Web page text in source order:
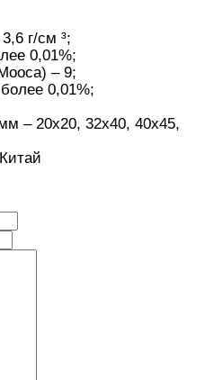
г/см ³;
0,01%;
– 9;
0,01%;
– 20х20, 32х40, 40х45,